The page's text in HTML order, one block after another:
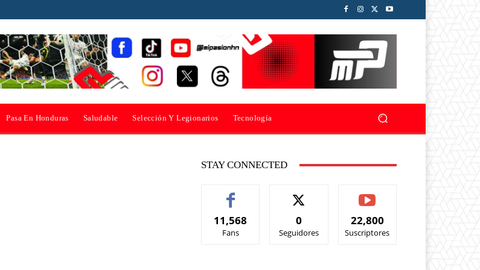
Pasa En Honduras Saludable Selección Y Legionarios Tecnología
STAY CONNECTED
11,568
Fans
0
Seguidores
22,800
Suscriptores